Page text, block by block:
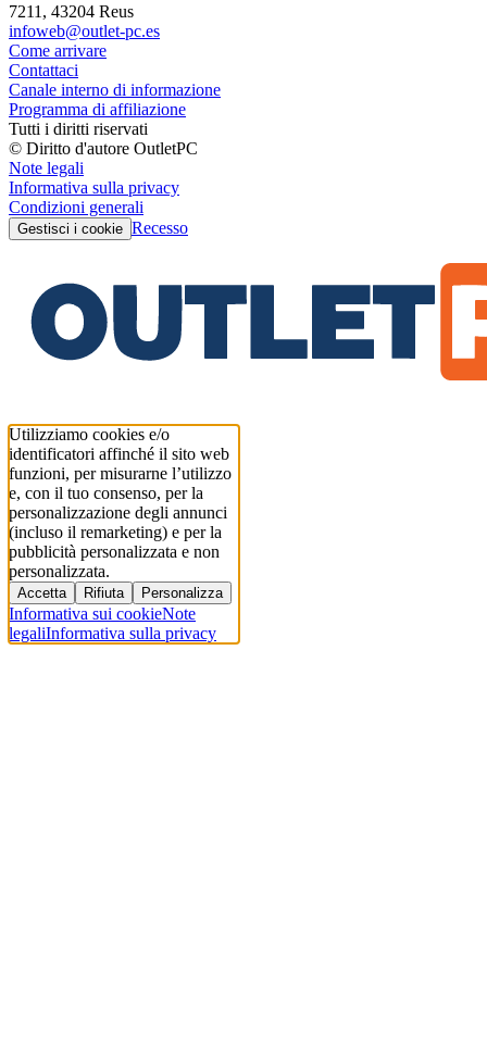
7211, 43204 Reus
infoweb@outlet-pc.es
Come arrivare
Contattaci
Canale interno di informazione
Programma di affiliazione
Tutti i diritti riservati
© Diritto d'autore OutletPC
Note legali
Informativa sulla privacy
Condizioni generali
Gestisci i cookie Recesso
Utilizziamo cookies e/o
identificatori affinché il sito web
funzioni, per misurarne l’utilizzo
e, con il tuo consenso, per la
personalizzazione degli annunci
(incluso il remarketing) e per la
pubblicità personalizzata e non
personalizzata.
Accetta Rifiuta Personalizza
Informativa sui cookieNote
legaliInformativa sulla privacy